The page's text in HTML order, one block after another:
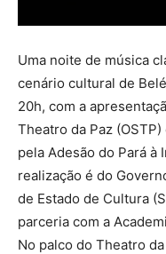
Uma noite de música
cenário cultural de
20h, com a
Theatro da Paz
pela Adesão do Pará à
realização é do
de Estado de Cultura
parceria com a
No palco do Theatro